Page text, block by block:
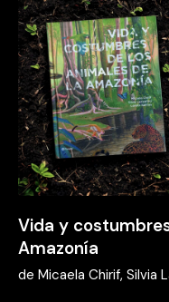
Vida y
Amazonía
de Micaela Chirif, Silvia